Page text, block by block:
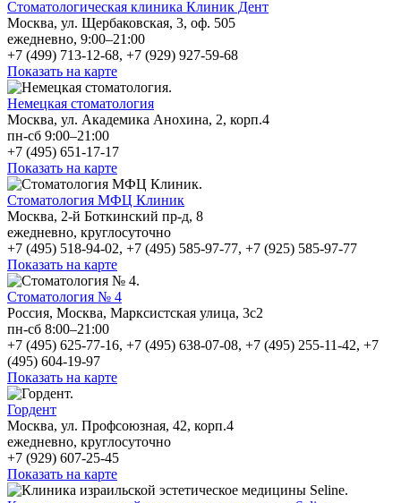
Стоматологическая клиника Клиник Дент
Москва, ул. Щербаковская, 3, оф. 505
ежедневно, 9:00–21:00
+7 (499) 713-12-68, +7 (929) 927-59-68
Показать на карте
Немецкая стоматология
Москва, ул. Академика Анохина, 2, корп.4
пн-сб 9:00–21:00
+7 (495) 651-17-17
Показать на карте
Стоматология МФЦ Клиник
Москва, 2-й Боткинский пр-д, 8
ежедневно, круглосуточно
+7 (495) 518-94-02, +7 (495) 585-97-77, +7 (925) 585-97-77
Показать на карте
Стоматология № 4
Россия, Москва, Марксистская улица, 3с2
пн-сб 8:00–21:00
+7 (495) 625-77-16, +7 (495) 638-07-08, +7 (495) 255-11-42, +7
(495) 604-19-97
Показать на карте
Гордент
Москва, ул. Профсоюзная, 42, корп.4
ежедневно, круглосуточно
+7 (929) 607-25-45
Показать на карте